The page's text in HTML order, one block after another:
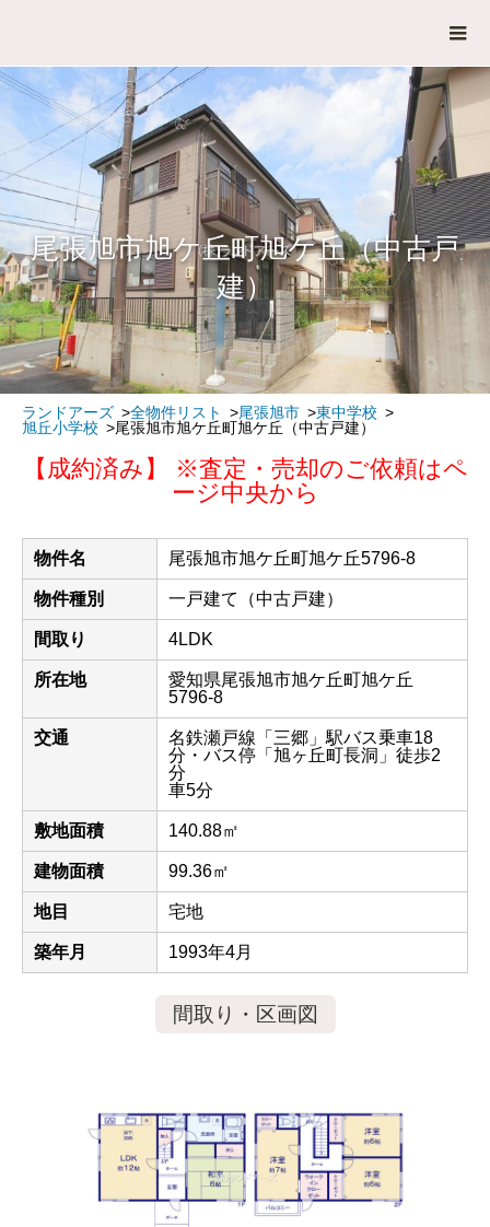
尾張旭市旭ケ丘町旭ケ丘（中古戸
建）
ランドアーズ 全物件リスト 尾張旭市
東中学校
旭丘小学校
尾張旭市旭ケ丘町旭ケ丘（中古戸建）
【成約済み】 ※査定・売却のご依頼はペ
ージ中央から
物件名 尾張旭市旭ケ丘町旭ケ丘5796-8
物件種別 一戸建て（中古戸建）
間取り 4LDK
所在地
愛知県尾張旭市旭ケ丘町旭ケ丘
5796-8
交通
名鉄瀬戸線「三郷」駅バス乗車18
分・バス停「旭ヶ丘町長洞」徒歩2
分
車5分
敷地面積 140.88㎡
建物面積 99.36㎡
地目 宅地
築年月 1993年4月
間取り・区画図